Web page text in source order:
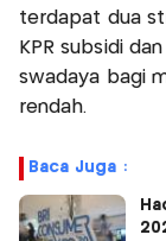
terdapat dua
KPR subsidi
swadaya bagi
rendah.
Baca Juga :